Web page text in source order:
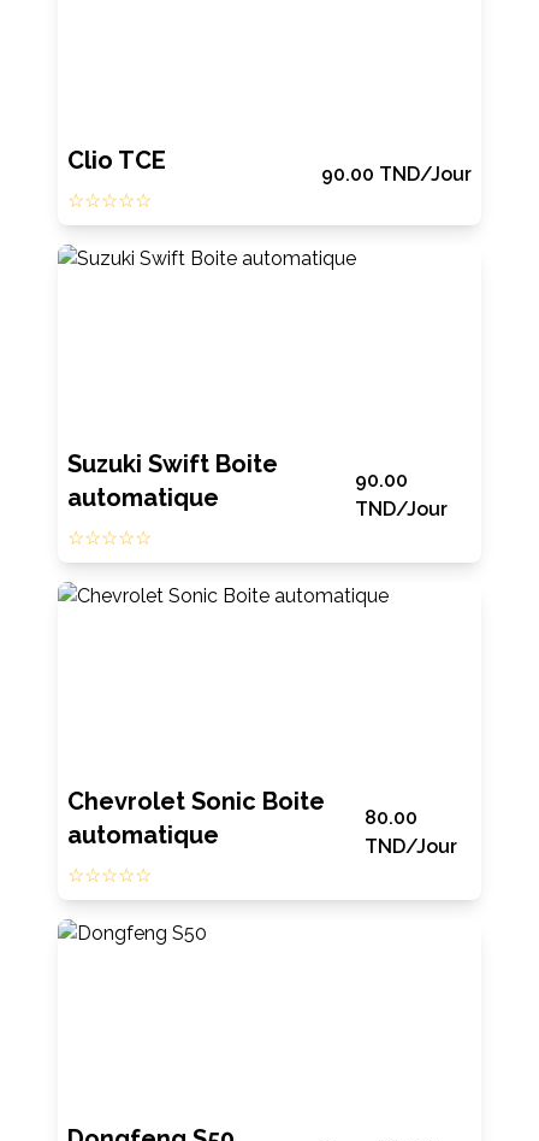
Clio TCE
☆☆☆☆☆
90.00 TND/Jour
Suzuki Swift Boite
automatique
☆☆☆☆☆
90.00
TND/Jour
Chevrolet Sonic Boite
automatique
☆☆☆☆☆
80.00
TND/Jour